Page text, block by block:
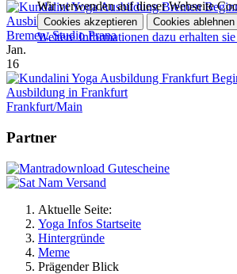
Ausbildung in Bremen
Bremen, Studio Prana
Jan.
16
Ausbildung in Frankfurt
Frankfurt/Main
Partner
Aktuelle Seite:
Yoga Infos Startseite
Hintergründe
Meme
Prägender Blick
Wir verwenden auf dieser Webseite
Cookies akzeptieren Cookies ablehnen
Weitere Informationen dazu erhalten sie